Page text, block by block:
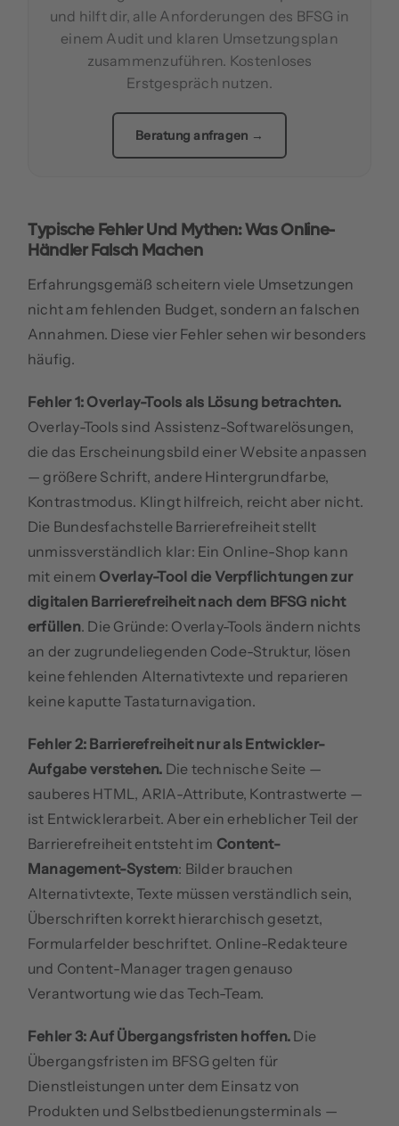
und hilft dir, alle Anforderungen des BFSG in
einem Audit und klaren Umsetzungsplan
zusammenzuführen. Kostenloses
Erstgespräch nutzen.
Beratung anfragen →
Typische Fehler Und Mythen: Was Online-
Händler Falsch Machen
Erfahrungsgemäß scheitern viele Umsetzungen
nicht am fehlenden Budget, sondern an falschen
Annahmen. Diese vier Fehler sehen wir besonders
häufig.
Fehler 1: Overlay-Tools als Lösung betrachten.
Overlay-Tools sind Assistenz-Softwarelösungen,
die das Erscheinungsbild einer Website anpassen
— größere Schrift, andere Hintergrundfarbe,
Kontrastmodus. Klingt hilfreich, reicht aber nicht.
Die Bundesfachstelle Barrierefreiheit stellt
unmissverständlich klar: Ein Online-Shop kann
mit einem Overlay-Tool die Verpflichtungen zur
digitalen Barrierefreiheit nach dem BFSG nicht
erfüllen. Die Gründe: Overlay-Tools ändern nichts
an der zugrundeliegenden Code-Struktur, lösen
keine fehlenden Alternativtexte und reparieren
keine kaputte Tastaturnavigation.
Fehler 2: Barrierefreiheit nur als Entwickler-
Aufgabe verstehen. Die technische Seite —
sauberes HTML, ARIA-Attribute, Kontrastwerte —
ist Entwicklerarbeit. Aber ein erheblicher Teil der
Barrierefreiheit entsteht im Content-
Management-System: Bilder brauchen
Alternativtexte, Texte müssen verständlich sein,
Überschriften korrekt hierarchisch gesetzt,
Formularfelder beschriftet. Online-Redakteure
und Content-Manager tragen genauso
Verantwortung wie das Tech-Team.
Fehler 3: Auf Übergangsfristen hoffen. Die
Übergangsfristen im BFSG gelten für
Dienstleistungen unter dem Einsatz von
Produkten und Selbstbedienungsterminals —